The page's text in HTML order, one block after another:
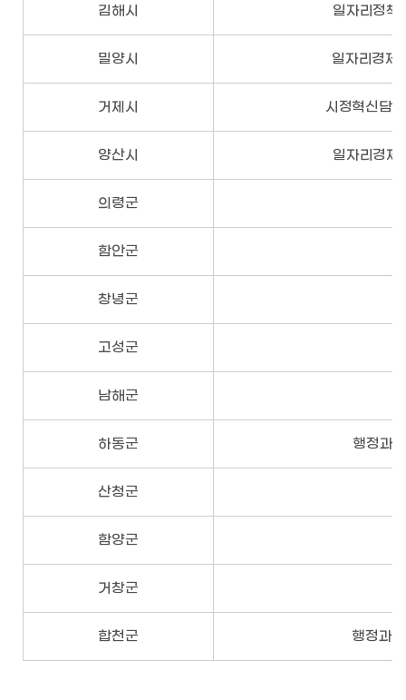
김해시 일자리정
밀양시 일자리경
거제시 시정혁신담
양산시 일자리경
의령군
함안군
창녕군
고성군
남해군
하동군 행정과
산청군
함양군
거창군
합천군 행정과